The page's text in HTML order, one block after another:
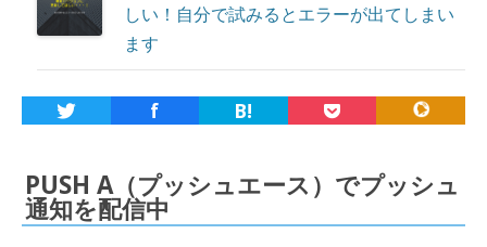
しい！自分で試みるとエラーが出てしまい
ます
f B!
PUSH A（プッシュエース）でプッシュ
通知を配信中